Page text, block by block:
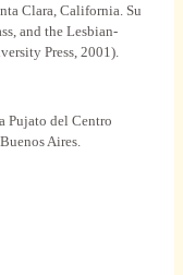
Clara, California. Su
and the Lesbian-
Press, 2001).
Pujato del Centro
Aires.